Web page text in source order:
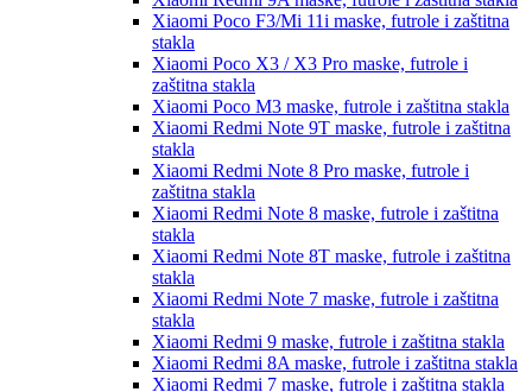
Xiaomi Poco F3/Mi 11i maske, futrole i zaštitna
stakla
Xiaomi Poco X3 / X3 Pro maske, futrole i
zaštitna stakla
Xiaomi Poco M3 maske, futrole i zaštitna stakla
Xiaomi Redmi Note 9T maske, futrole i zaštitna
stakla
Xiaomi Redmi Note 8 Pro maske, futrole i
zaštitna stakla
Xiaomi Redmi Note 8 maske, futrole i zaštitna
stakla
Xiaomi Redmi Note 8T maske, futrole i zaštitna
stakla
Xiaomi Redmi Note 7 maske, futrole i zaštitna
stakla
Xiaomi Redmi 9 maske, futrole i zaštitna stakla
Xiaomi Redmi 8A maske, futrole i zaštitna stakla
Xiaomi Redmi 7 maske, futrole i zaštitna stakla